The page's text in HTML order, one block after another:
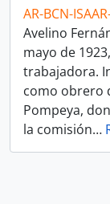
AR-BCN-
Avelino
mayo de
trabajadora.
como obrero
Pompeya,
la comisión…